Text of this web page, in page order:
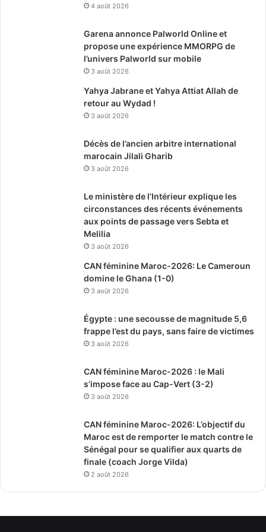
4 août 2026
Garena annonce Palworld Online et
propose une expérience MMORPG de
l’univers Palworld sur mobile
3 août 2026
Yahya Jabrane et Yahya Attiat Allah de
retour au Wydad !
3 août 2026
Décès de l’ancien arbitre international
marocain Jilali Gharib
3 août 2026
Le ministère de l’Intérieur explique les
circonstances des récents événements
aux points de passage vers Sebta et
Melilia
3 août 2026
CAN féminine Maroc-2026: Le Cameroun
domine le Ghana (1-0)
3 août 2026
Égypte : une secousse de magnitude 5,6
frappe l’est du pays, sans faire de victimes
3 août 2026
CAN féminine Maroc-2026 : le Mali
s’impose face au Cap-Vert (3-2)
3 août 2026
CAN féminine Maroc-2026: L’objectif du
Maroc est de remporter le match contre le
Sénégal pour se qualifier aux quarts de
finale (coach Jorge Vilda)
2 août 2026